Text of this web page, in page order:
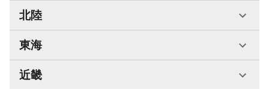
北陸
東海
近畿